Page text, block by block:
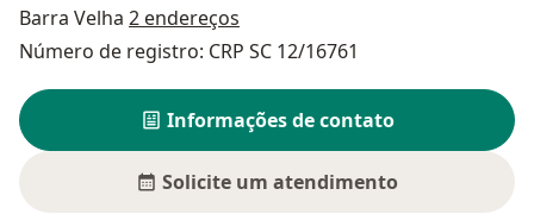
Barra Velha 2 endereços
Número de registro: CRP SC 12/16761
Informações de contato
Solicite um atendimento